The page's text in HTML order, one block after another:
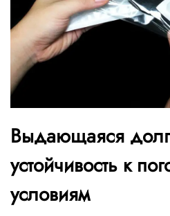
Выдающаяся
устойчивость к
условиям